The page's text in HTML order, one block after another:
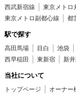
西武新宿線
東京メトロ
東京メトロ副都心線
都
駅で探す
高田馬場 目白 池袋
西早稲田
東新宿 新
当社について
トップページ オーナー